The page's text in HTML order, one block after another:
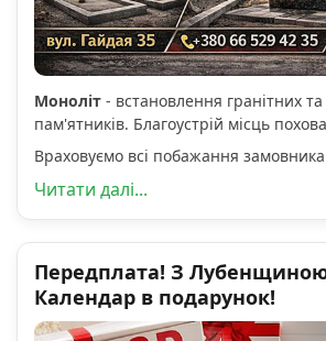
Моноліт - встановлення гранітних
пам'ятників. Благоустрій місць
Враховуємо всі побажання
Читати далі...
Передплата! З Лубенщиною
Календар в подарунок!